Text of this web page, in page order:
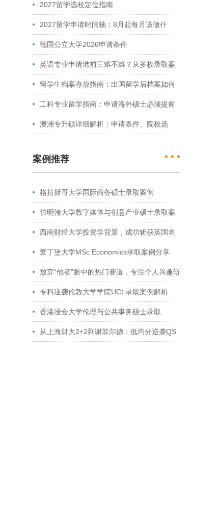
2027留学选校定位指南
2027留学申请时间轴：8月起每月该做什
么？英、美、澳、港申请全攻略
德国公立大学2026申请条件
英语专业申请港前三难不难？从多枚录取案
例看港大、港中文申请要求
留学生档案存放指南：出国留学后档案如何
处理？留学服务中心常见问题解答
工科专业留学指南：申请海外硕士必须提前
准备的4件事
澳洲专升硕详细解析：申请条件、院校选
案例推荐 ● ● ●
格拉斯哥大学国际商务硕士录取案例
伯明翰大学数字媒体与创意产业硕士录取案
例 西南财经大学投资学背景，成功斩获英国名
校多份Offer
爱丁堡大学MSc Economics录取案例分享
放弃“他者”眼中的热门赛道，专注个人兴趣斩
获藤校offer｜成功跨专业申请经验分享
专科逆袭伦敦大学学院UCL录取案例解析
香港浸会大学伦理与公共事务硕士录取
从上海财大2+2到谢菲尔德：低均分逆袭QS